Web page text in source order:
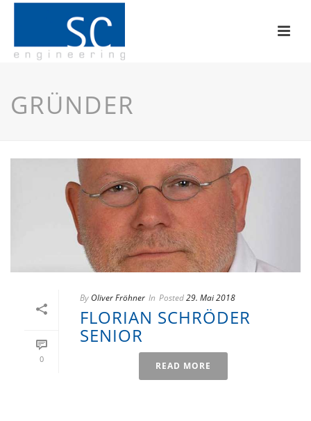
GRÜNDER
0
By Oliver Fröhner In Posted29. Mai 2018
FLORIAN SCHRÖDER
SENIOR
READ MORE